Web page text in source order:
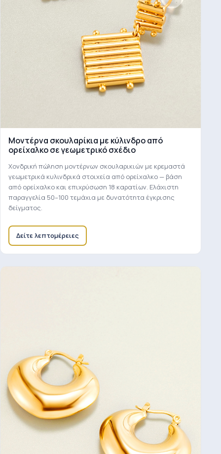
Μοντέρνα σκουλαρίκια με κύλινδρο από
ορείχαλκο σε γεωμετρικό σχέδιο
Χονδρική πώληση μοντέρνων σκουλαρικιών με κρεμαστά
γεωμετρικά κυλινδρικά στοιχεία από ορείχαλκο — βάση
από ορείχαλκο και επιχρύσωση 18 καρατίων. Ελάχιστη
παραγγελία 50–100 τεμάχια με δυνατότητα έγκρισης
δείγματος.
Δείτε λεπτομέρειες